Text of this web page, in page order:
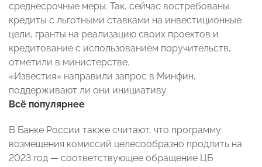
среднесрочные меры. Так, сейчас востребованы
кредиты с льготными ставками на инвестиционные
цели, гранты на реализацию своих проектов и
кредитование с использованием поручительств,
отметили в министерстве.
«Известия» направили запрос в Минфин,
поддерживают ли они инициативу.
Всё популярнее
В Банке России также считают, что программу
возмещения комиссий целесообразно продлить на
2023 год — соответствующее обращение ЦБ